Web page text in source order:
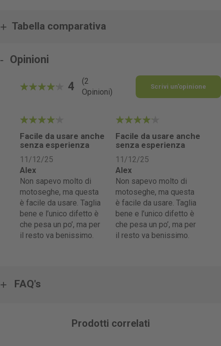
Tabella comparativa
Opinioni
4
(2
Opinioni)
Scrivi un'opinione
4Facile da usare anche
senza esperienza
11/12/25
Alex
Non sapevo molto di
motoseghe, ma questa
è facile da usare. Taglia
bene e l’unico difetto è
che pesa un po’, ma per
il resto va benissimo.
4Facile da usare anche
senza esperienza
11/12/25
Alex
Non sapevo molto di
motoseghe, ma questa
è facile da usare. Taglia
bene e l’unico difetto è
che pesa un po’, ma per
il resto va benissimo.
FAQ's
Prodotti correlati